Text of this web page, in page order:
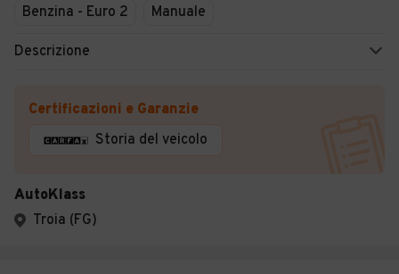
Benzina - Euro 2
Manuale
Descrizione
Certificazioni e Garanzie
Storia del veicolo
AutoKlass
Troia (FG)